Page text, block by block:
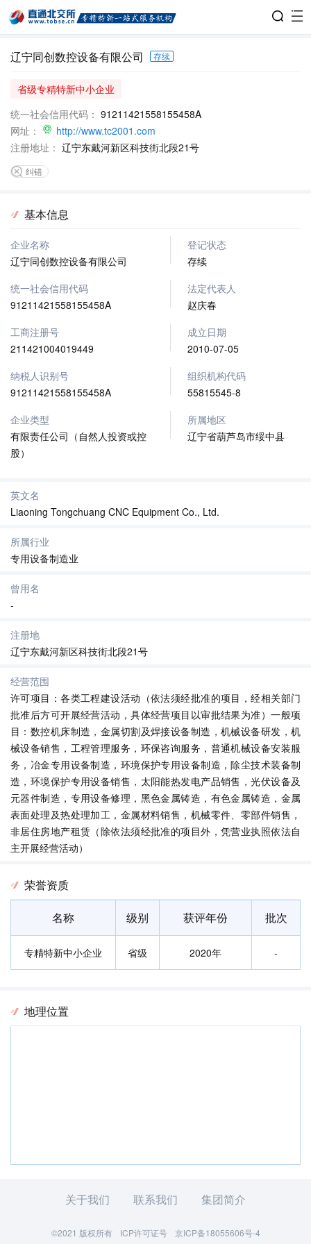
辽宁同创数控设备有限公司 存续
省级专精特新中小企业
统一社会信用代码： 91211421558155458A
网址：
http://www.tc2001.com
注册地址： 辽宁东戴河新区科技街北段21号
纠错
基本信息
企业名称
辽宁同创数控设备有限公司
登记状态
存续
统一社会信用代码
91211421558155458A
法定代表人
赵庆春
工商注册号
211421004019449
成立日期
2010-07-05
纳税人识别号
91211421558155458A
组织机构代码
55815545-8
企业类型
有限责任公司（自然人投资或控
股）
所属地区
辽宁省葫芦岛市绥中县
英文名
Liaoning Tongchuang CNC Equipment Co., Ltd.
所属行业
专用设备制造业
曾用名
-
注册地
辽宁东戴河新区科技街北段21号
经营范围
许可项目：各类工程建设活动（依法须经批准的项目，经相关部门
批准后方可开展经营活动，具体经营项目以审批结果为准）一般项
目：数控机床制造，金属切割及焊接设备制造，机械设备研发，机
械设备销售，工程管理服务，环保咨询服务，普通机械设备安装服
务，冶金专用设备制造，环境保护专用设备制造，除尘技术装备制
造，环境保护专用设备销售，太阳能热发电产品销售，光伏设备及
元器件制造，专用设备修理，黑色金属铸造，有色金属铸造，金属
表面处理及热处理加工，金属材料销售，机械零件、零部件销售，
非居住房地产租赁（除依法须经批准的项目外，凭营业执照依法自
主开展经营活动）
荣誉资质
名称 级别 获评年份 批次
专精特新中小企业 省级 2020年 -
地理位置
关于我们 联系我们 集团简介
©2021 版权所有 ICP许可证号 京ICP备18055606号-4